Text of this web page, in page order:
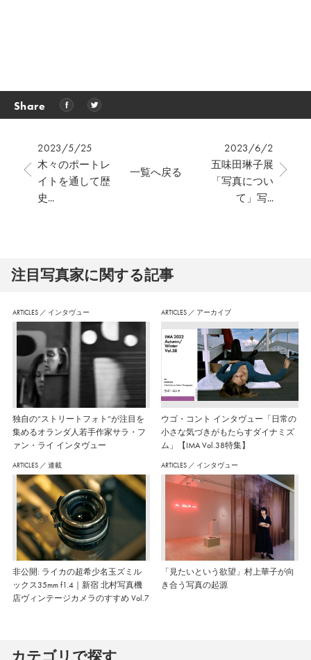
Share
2023/5/25
木々のポートレ
イトを通して歴
史...
2023/6/2
五味田琳子展
「写真につい
て」写...
一覧へ戻る
注⽬写真家に関する記事
ARTICLES ／ インタヴュー
独自の“ストリートフォト”が注目を
集めるオランダ人若手作家サラ・フ
ァン・ライ インタヴュー
ARTICLES ／ アーカイブ
ウゴ・コント インタヴュー「日常の
小さな気づきがもたらすダイナミズ
ム」【IMA Vol.38特集】
ARTICLES ／ 連載
非公開: ライカの超希少名玉ズミル
ックス35mm f1.4｜新宿 北村写真機
店ヴィンテージカメラのすすめ Vol.7
ARTICLES ／ インタヴュー
「見たいという欲望」村上華子が向
き合う写真の起源
カテゴリで探す